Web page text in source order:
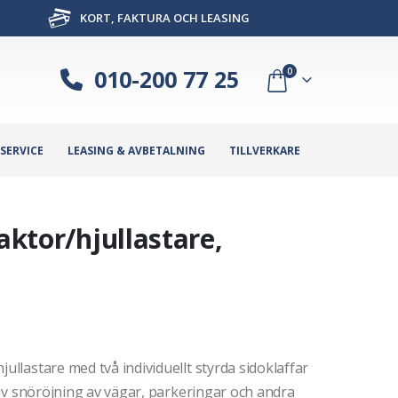
KORT, FAKTURA OCH LEASING
010-200 77 25 0
LEASING & AVBETALNING TILLVERKARE
hjullastare,
med två individuellt styrda sidoklaffar
snöröjning av vägar, parkeringar och andra